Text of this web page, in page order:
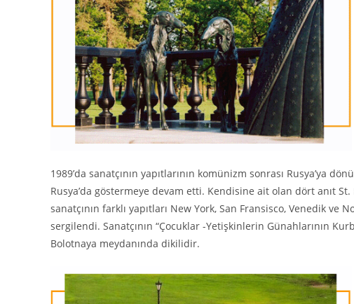
1989’da sanatçının yapıtlarının komünizm sonrası Rusya’ya
Rusya’da göstermeye devam etti. Kendisine ait olan dört anıt
sanatçının farklı yapıtları New York, San Fransisco, Venedik
sergilendi. Sanatçının “Çocuklar -Yetişkinlerin Günahlarının
Bolotnaya meydanında dikilidir.